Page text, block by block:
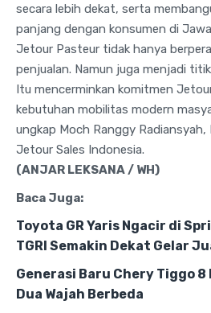
secara lebih dekat, serta
panjang dengan konsumen di
Jetour Pasteur tidak hanya
penjualan. Namun juga menjadi
Itu mencerminkan komitmen
kebutuhan mobilitas modern
ungkap Moch Ranggy
Jetour Sales Indonesia.
(ANJAR LEKSANA / WH)
Baca Juga:
Toyota GR Yaris Ngacir di
TGRI Semakin Dekat Gelar
Generasi Baru Chery Tiggo
Dua Wajah Berbeda